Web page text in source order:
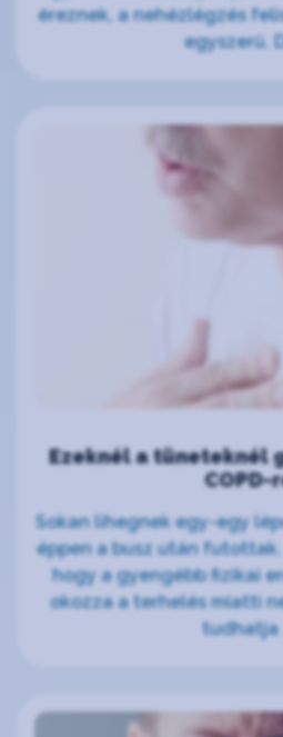
éreznek, a nehézlégzés
egyszerű.
Ezeknél a tüneteknél
COPD-
Sokan lihegnek egy-egy
éppen a busz után
hogy a gyengébb fizikai
okozza a terhelés miatti
tudhatja